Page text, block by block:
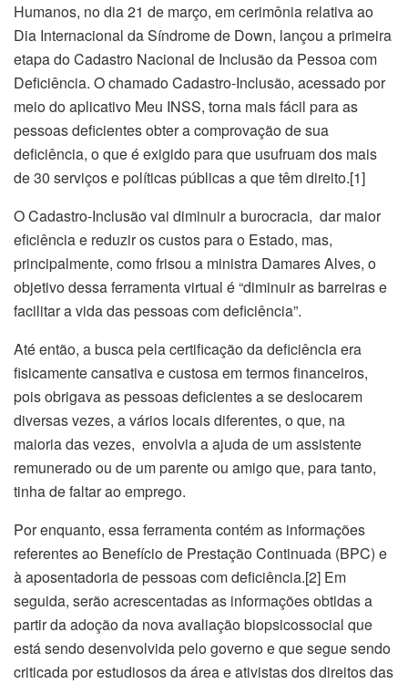
Humanos, no dia 21 de março, em cerimônia relativa ao
Dia Internacional da Síndrome de Down, lançou a primeira
etapa do Cadastro Nacional de Inclusão da Pessoa com
Deficiência. O chamado Cadastro-Inclusão, acessado por
meio do aplicativo Meu INSS, torna mais fácil para as
pessoas deficientes obter a comprovação de sua
deficiência, o que é exigido para que usufruam dos mais
de 30 serviços e políticas públicas a que têm direito.[1]
O Cadastro-Inclusão vai diminuir a burocracia, dar maior
eficiência e reduzir os custos para o Estado, mas,
principalmente, como frisou a ministra Damares Alves, o
objetivo dessa ferramenta virtual é “diminuir as barreiras e
facilitar a vida das pessoas com deficiência”.
Até então, a busca pela certificação da deficiência era
fisicamente cansativa e custosa em termos financeiros,
pois obrigava as pessoas deficientes a se deslocarem
diversas vezes, a vários locais diferentes, o que, na
maioria das vezes, envolvia a ajuda de um assistente
remunerado ou de um parente ou amigo que, para tanto,
tinha de faltar ao emprego.
Por enquanto, essa ferramenta contém as informações
referentes ao Benefício de Prestação Continuada (BPC) e
à aposentadoria de pessoas com deficiência.[2] Em
seguida, serão acrescentadas as informações obtidas a
partir da adoção da nova avaliação biopsicossocial que
está sendo desenvolvida pelo governo e que segue sendo
criticada por estudiosos da área e ativistas dos direitos das